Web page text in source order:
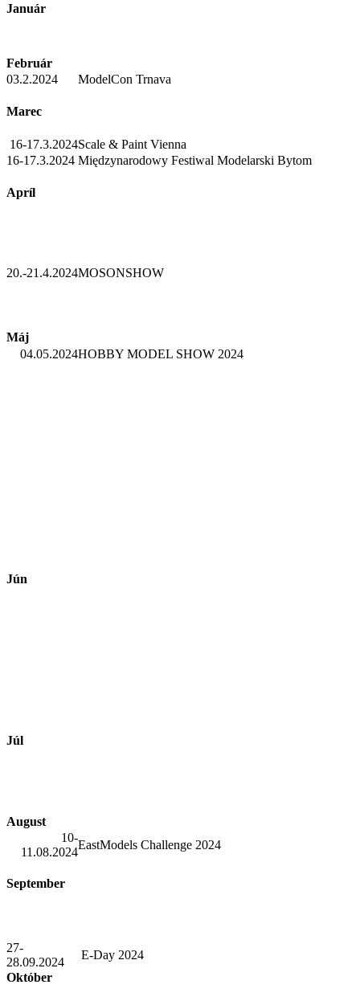
Január
Február
03.2.2024
ModelCon Trnava
Marec
16-17.3.2024Scale & Paint Vienna
16-17.3.2024 Międzynarodowy Festiwal Modelarski Bytom
Apríl
20.-21.4.2024MOSONSHOW
Máj
04.05.2024HOBBY MODEL SHOW 2024
Jún
Júl
August
10-
11.08.2024
EastModels Challenge 2024
September
27-
28.09.2024
E-Day 2024
Október